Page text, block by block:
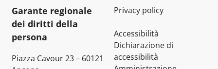
Garante regionale
dei diritti della
persona
Piazza Cavour 23 – 60121
Privacy policy
Accessibilità
Dichiarazione di
accessibilità